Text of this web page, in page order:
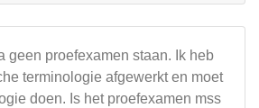
geen proefexamen staan. Ik heb
terminologie afgewerkt en moet
doen. Is het proefexamen mss